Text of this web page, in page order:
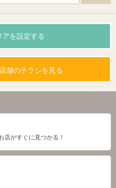
アを設定する
舗のチラシを見る
店がすぐに見つかる！